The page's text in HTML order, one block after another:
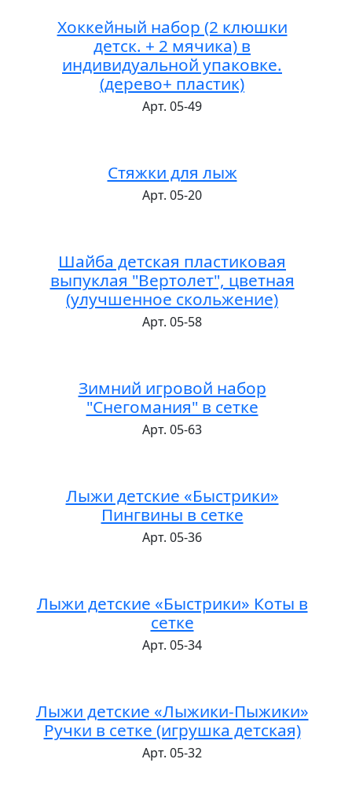
Хоккейный набор (2 клюшки
детск. + 2 мячика) в
индивидуальной упаковке.
(дерево+ пластик)
Арт. 05-49
Стяжки для лыж
Арт. 05-20
Шайба детская пластиковая
выпуклая "Вертолет", цветная
(улучшенное скольжение)
Арт. 05-58
Зимний игровой набор
"Снегомания" в сетке
Арт. 05-63
Лыжи детские «Быстрики»
Пингвины в сетке
Арт. 05-36
Лыжи детские «Быстрики» Коты в
сетке
Арт. 05-34
Лыжи детские «Лыжики-Пыжики»
Ручки в сетке (игрушка детская)
Арт. 05-32